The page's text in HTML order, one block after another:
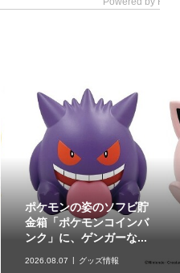
ポケモンの姿のソフビ貯
金箱「ポケモンコインバ
ンク」に、ゲンガーな...
2026.08.07 グッズ情報